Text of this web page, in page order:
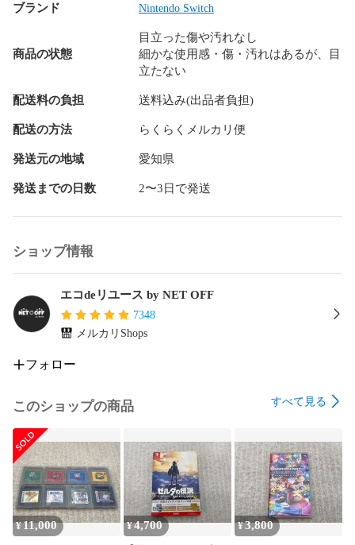
ブランド Nintendo Switch
商品の状態
目立った傷や汚れなし
細かな使用感・傷・汚れはあるが、目
立たない
配送料の負担 送料込み(出品者負担)
配送の方法 らくらくメルカリ便
発送元の地域 愛知県
発送までの日数 2〜3日で発送
ショップ情報
エコdeリユース by NET OFF
7348
メルカリShops
フォロー
このショップの商品 すべて見る
¥ 11,000 ¥ 4,700 ¥ 3,800